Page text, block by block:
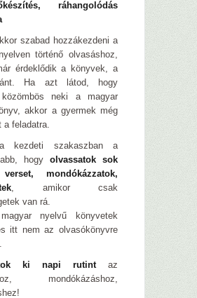
ráhangolódás
szabad hozzákezdeni a
történő olvasáshoz,
érdeklődik a könyvek, a
Ha azt látod, hogy
neki a magyar
akkor a gyermek még
a feladatra.
kezdeti szakaszban a
hogy olvassatok sok
mondókázzatok,
, amikor csak
van rá.
nyelvű könyvetek
itt nem az olvasókönyvre
ki napi rutintaz
mondókázáshoz,